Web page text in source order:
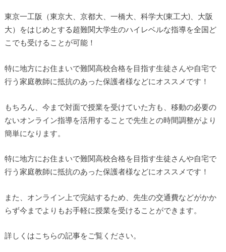
東京一工阪（東京大、京都大、一橋大、科学大(東工大)、大阪
大）をはじめとする超難関大学生のハイレベルな指導を全国ど
こでも受けることが可能！
特に地方にお住まいで難関高校合格を目指す生徒さんや自宅で
行う家庭教師に抵抗のあった保護者様などにオススメです！
もちろん、今まで対面で授業を受けていた方も、移動の必要の
ないオンライン指導を活用することで先生との時間調整がより
簡単になります。
特に地方にお住まいで難関高校合格を目指す生徒さんや自宅で
行う家庭教師に抵抗のあった保護者様などにオススメです！
また、オンライン上で完結するため、先生の交通費などがかか
らず今までよりもお手軽に授業を受けることができます。
詳しくはこちらの記事をご覧ください。